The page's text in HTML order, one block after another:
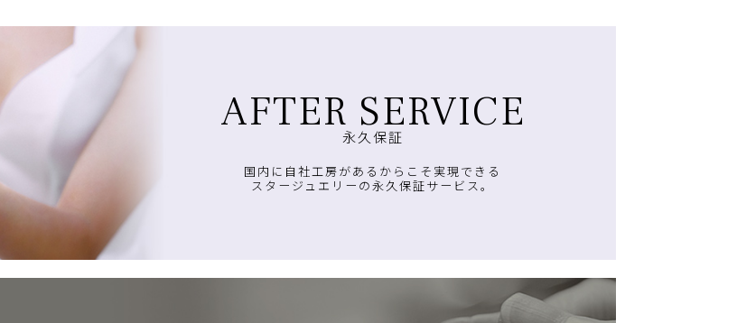
AFTER SERVICE
永久保証
国内に自社工房があるからこそ実現できる
スタージュエリーの永久保証サービス。